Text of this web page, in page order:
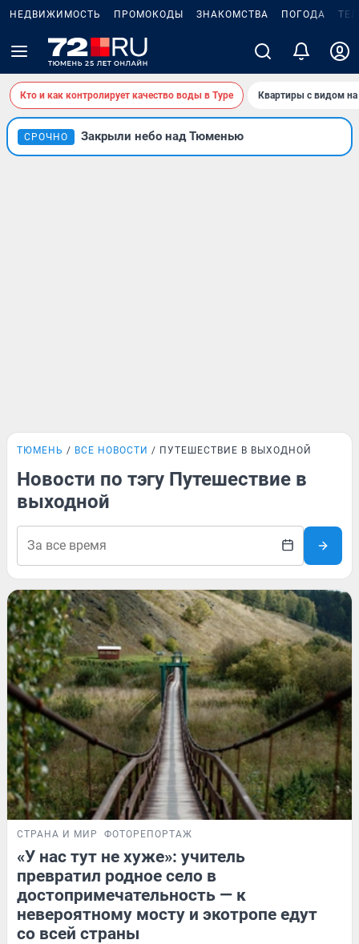
НЕДВИЖИМОСТЬ ПРОМОКОДЫ ЗНАКОМСТВА ПОГОДА
Кто и как контролирует качество воды в Туре Квартиры с видом на
СРОЧНО Закрыли небо над Тюменью
ТЮМЕНЬ ВСЕ НОВОСТИ ПУТЕШЕСТВИЕ В ВЫХОДНОЙ
Новости по тэгу Путешествие в
выходной
СТРАНА И МИР ФОТОРЕПОРТАЖ
«У нас тут не хуже»: учитель
превратил родное село в
достопримечательность — к
невероятному мосту и экотропе едут
со всей страны